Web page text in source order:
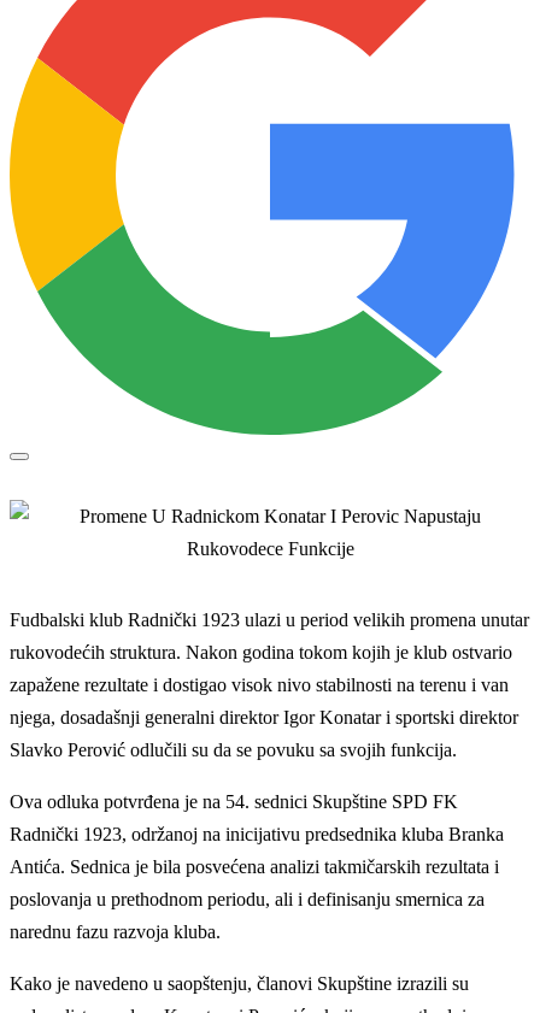
Fudbalski klub Radnički 1923 ulazi u period velikih promena unutar
rukovodećih struktura. Nakon godina tokom kojih je klub ostvario
zapažene rezultate i dostigao visok nivo stabilnosti na terenu i van
njega, dosadašnji generalni direktor Igor Konatar i sportski direktor
Slavko Perović odlučili su da se povuku sa svojih funkcija.
Ova odluka potvrđena je na 54. sednici Skupštine SPD FK
Radnički 1923, održanoj na inicijativu predsednika kluba Branka
Antića. Sednica je bila posvećena analizi takmičarskih rezultata i
poslovanja u prethodnom periodu, ali i definisanju smernica za
narednu fazu razvoja kluba.
Kako je navedeno u saopštenju, članovi Skupštine izrazili su